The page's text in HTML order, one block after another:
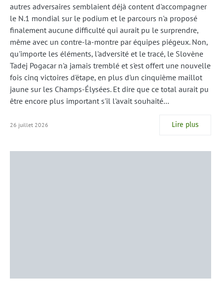
autres adversaires semblaient déjà content d'accompagner
le N.1 mondial sur le podium et le parcours n'a proposé
finalement aucune difficulté qui aurait pu le surprendre,
même avec un contre-la-montre par équipes piégeux. Non,
qu'importe les éléments, l'adversité et le tracé, le Slovène
Tadej Pogacar n'a jamais tremblé et s'est offert une nouvelle
fois cinq victoires d'étape, en plus d'un cinquième maillot
jaune sur les Champs-Élysées. Et dire que ce total aurait pu
être encore plus important s'il l'avait souhaité…
26 juillet 2026 Lire plus